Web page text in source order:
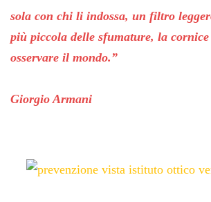
sola con chi li indossa, un filtro
più piccola delle sfumature, la
osservare il mondo.”
Giorgio Armani